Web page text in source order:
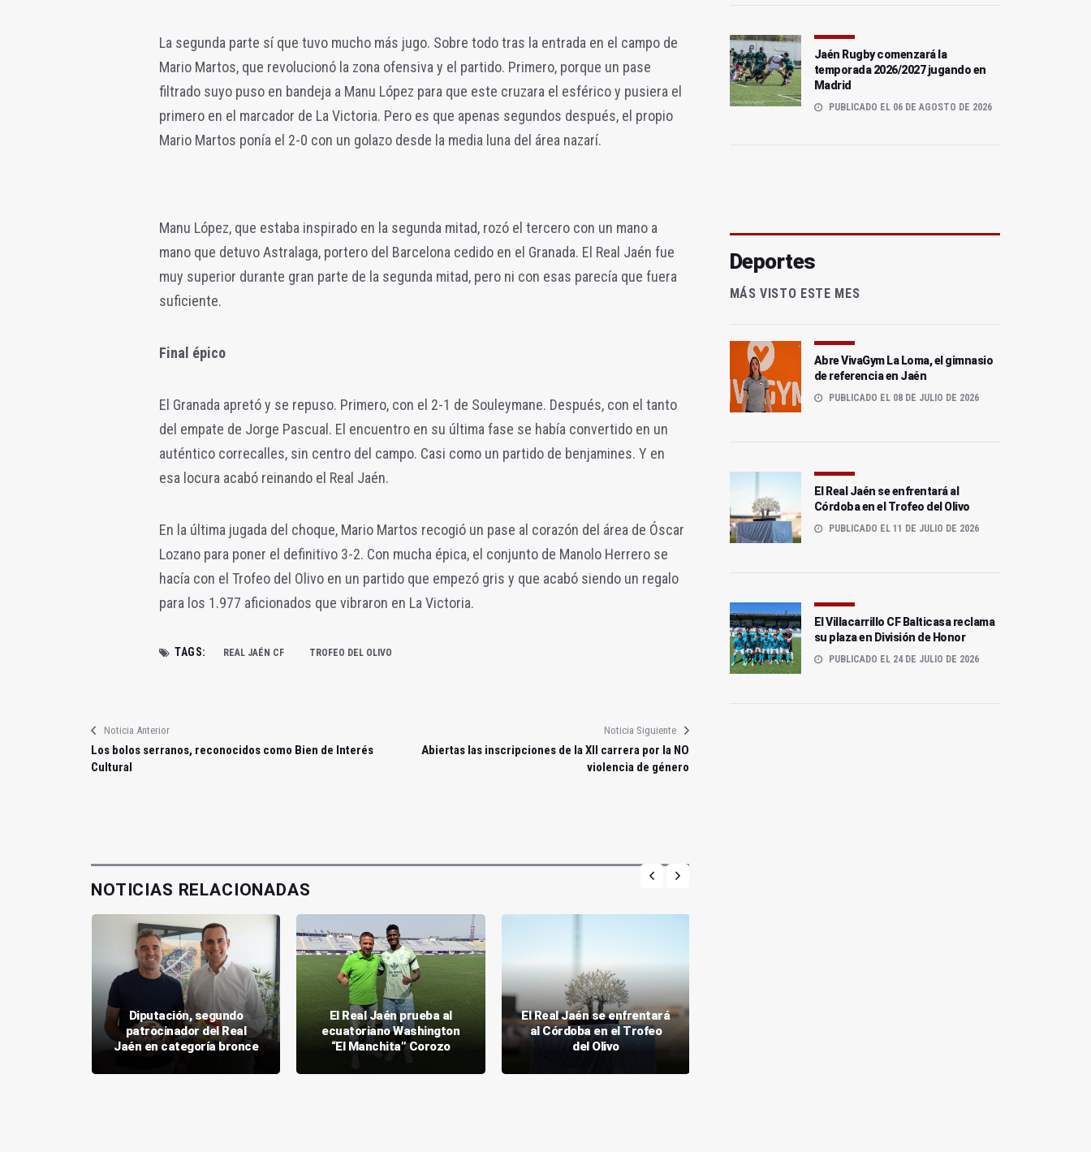
La segunda parte sí que tuvo mucho más jugo. Sobre todo tras la entrada en el campo de
Mario Martos, que revolucionó la zona ofensiva y el partido. Primero, porque un pase
filtrado suyo puso en bandeja a Manu López para que este cruzara el esférico y pusiera el
primero en el marcador de La Victoria. Pero es que apenas segundos después, el propio
Mario Martos ponía el 2-0 con un golazo desde la media luna del área nazarí.
Manu López, que estaba inspirado en la segunda mitad, rozó el tercero con un mano a
mano que detuvo Astralaga, portero del Barcelona cedido en el Granada. El Real Jaén fue
muy superior durante gran parte de la segunda mitad, pero ni con esas parecía que fuera
suficiente.
Final épico
El Granada apretó y se repuso. Primero, con el 2-1 de Souleymane. Después, con el tanto
del empate de Jorge Pascual. El encuentro en su última fase se había convertido en un
auténtico correcalles, sin centro del campo. Casi como un partido de benjamines. Y en
esa locura acabó reinando el Real Jaén.
En la última jugada del choque, Mario Martos recogió un pase al corazón del área de Óscar
Lozano para poner el definitivo 3-2. Con mucha épica, el conjunto de Manolo Herrero se
hacía con el Trofeo del Olivo en un partido que empezó gris y que acabó siendo un regalo
para los 1.977 aficionados que vibraron en La Victoria.
TAGS: REAL JAÉN CF TROFEO DEL OLIVO
Noticia Anterior
Los bolos serranos, reconocidos como Bien de Interés
Cultural
Noticia Siguiente
Abiertas las inscripciones de la XII carrera por la NO
violencia de género
NOTICIAS RELACIONADAS
Diputación, segundo
patrocinador del Real
Jaén en categoría bronce
El Real Jaén prueba al
ecuatoriano Washington
“El Manchita” Corozo
El Real Jaén se enfrentará
al Córdoba en el Trofeo
del Olivo
Jaén Rugby comenzará la
temporada 2026/2027 jugando en
Madrid
PUBLICADO EL 06 DE AGOSTO DE 2026
Deportes
MÁS VISTO ESTE MES
Abre VivaGym La Loma, el gimnasio
de referencia en Jaén
PUBLICADO EL 08 DE JULIO DE 2026
El Real Jaén se enfrentará al
Córdoba en el Trofeo del Olivo
PUBLICADO EL 11 DE JULIO DE 2026
El Villacarrillo CF Balticasa reclama
su plaza en División de Honor
PUBLICADO EL 24 DE JULIO DE 2026